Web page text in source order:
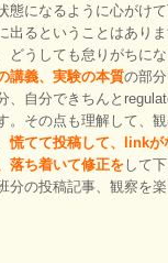
態になるように心がけ
出るということはあり
どうしても怠りがちに
講義、実験の本質の部
、自分できちんと
。その点も理解して、
慌てて投稿して、linkが
落ち着いて修正をして
分の投稿記事、観察を